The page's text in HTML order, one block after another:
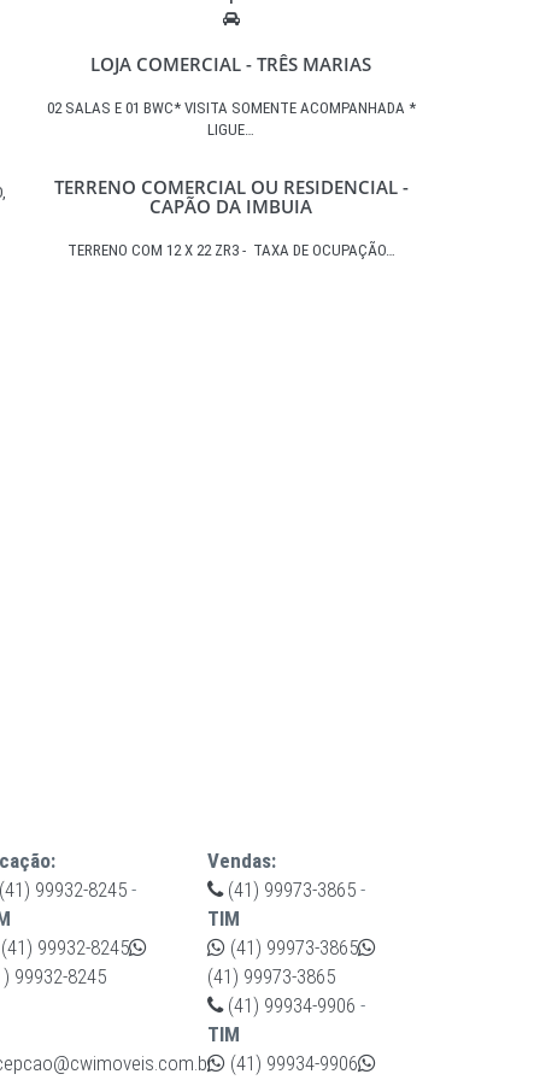
LOJA COMERCIAL - TRÊS MARIAS
02 SALAS E 01 BWC* VISITA SOMENTE ACOMPANHADA *
LIGUE…
TERRENO COMERCIAL OU RESIDENCIAL -
CAPÃO DA IMBUIA
TERRENO COM 12 X 22 ZR3 - TAXA DE OCUPAÇÃO…
99932-8245-
99932-8245
99932-8245
Vendas:
(41) 99973-3865 -
TIM
(41) 99973-3865
(41) 99973-3865
(41) 99934-9906 -
TIM
(41) 99934-9906